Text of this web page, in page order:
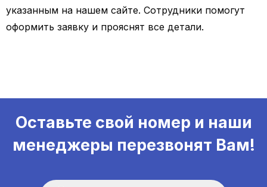
указанным на нашем сайте. Сотрудники помогут
оформить заявку и прояснят все детали.
Оставьте свой номер и наши
менеджеры перезвонят Вам!